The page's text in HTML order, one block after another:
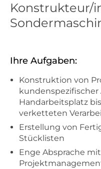
Konstrukteur/
Ihre Aufgaben:
Konstruktion von
Handarbeitsplatz
verketteten
Erstellung von
Stücklisten
Enge Absprache